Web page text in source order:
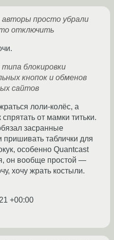
авторы просто убрали
отключить
блокировки
кнопок и обменов
сайтов
лоли-колёс, а
от мамки титьки.
засранные
таблички для
особенно Quantcast
он вообще простой —
хочу жрать костыли.
+00:00